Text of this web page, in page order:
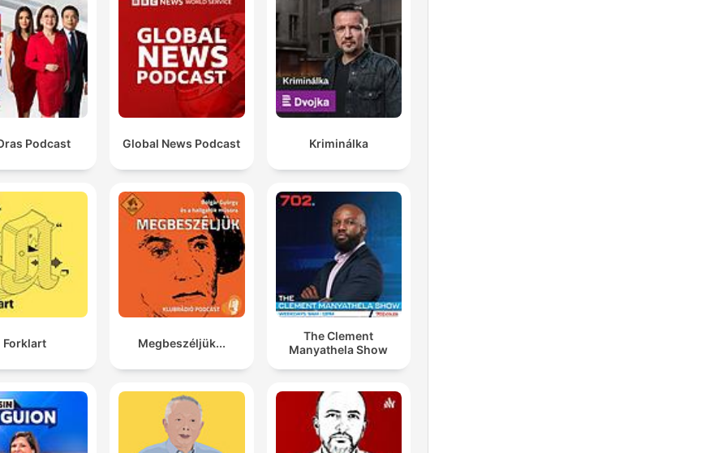
Podcast Global News Podcast Kriminálka
Forklart Megbeszéljük...
The Clement
Manyathela Show